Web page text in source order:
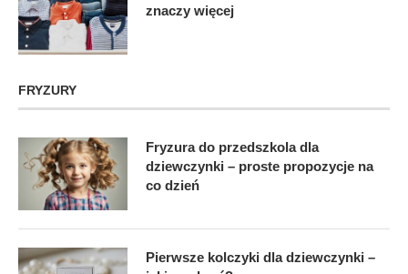
znaczy więcej
FRYZURY
Fryzura do przedszkola dla
dziewczynki – proste propozycje na
co dzień
Pierwsze kolczyki dla dziewczynki –